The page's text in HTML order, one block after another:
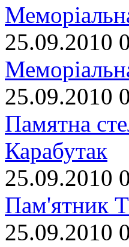
25.09.2010
25.09.2010
Памятна
Карабутак
25.09.2010
Пам'ятник
25.09.2010